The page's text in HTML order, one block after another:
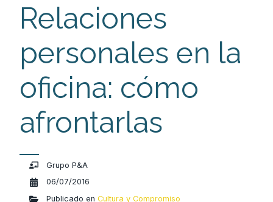
Relaciones
personales en la
oficina: cómo
afrontarlas
Grupo P&A
06/07/2016
Publicado en Cultura y Compromiso